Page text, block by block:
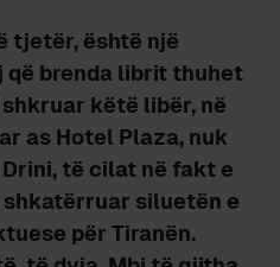
tjetër, është një
që brenda librit thuhet
këtë libër, në
as Hotel Plaza, nuk
të cilat në fakt e
shkatërruar siluetën e
për Tiranën.